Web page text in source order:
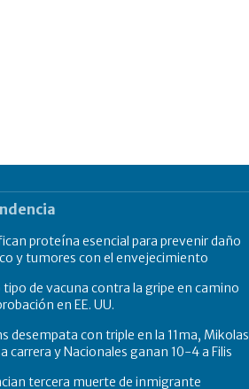
proteína esencial para prevenir daño
y tumores con el envejecimiento
tipo de vacuna contra la gripe en camino
en EE. UU.
desempata con triple en la 11ma, Mikolas
carrera y Nacionales ganan 10-4 a Filis
tercera muerte de inmigrante